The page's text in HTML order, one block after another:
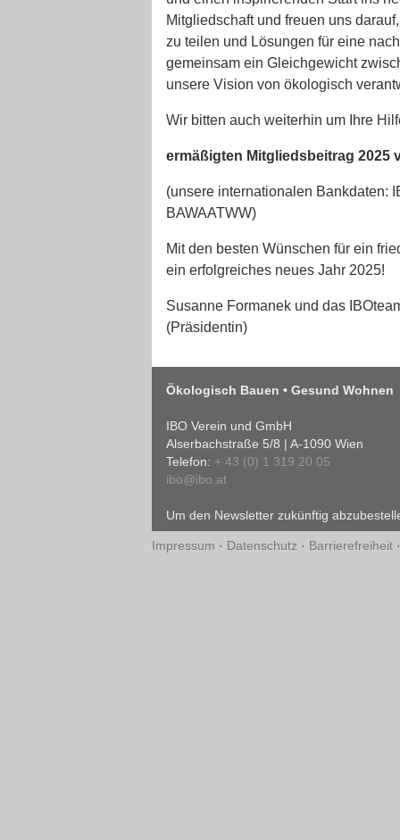
Mitgliedschaft und freuen uns
zu teilen und Lösungen für eine
gemeinsam ein Gleichgewicht
unsere Vision von ökologisch
Wir bitten auch weiterhin um Ihre
ermäßigten Mitgliedsbeitrag 2025
(unsere internationalen Bankdaten:
BAWAATWW)
Mit den besten Wünschen für ein
ein erfolgreiches neues Jahr 2025!
Susanne Formanek und das
(Präsidentin)
Ökologisch Bauen • Gesund Wohnen
IBO Verein und GmbH
Alserbachstraße 5/8 | A-1090 Wien
Telefon: + 43 (0) 1 319 20 05
ibo@ibo.at
Um den Newsletter zukünftig
Impressum · Datenschutz · Barrierefreiheit